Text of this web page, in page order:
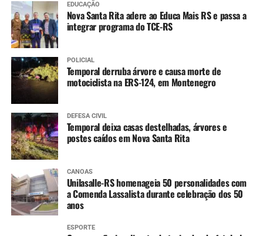
EDUCAÇÃO
Nova Santa Rita adere ao Educa Mais RS e passa a
integrar programa do TCE-RS
POLICIAL
Temporal derruba árvore e causa morte de
motociclista na ERS-124, em Montenegro
DEFESA CIVIL
Temporal deixa casas destelhadas, árvores e
postes caídos em Nova Santa Rita
CANOAS
Unilasalle-RS homenageia 50 personalidades com
a Comenda Lassalista durante celebração dos 50
anos
ESPORTE